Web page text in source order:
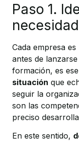
Paso 1.
Cada empresa
antes de
formación, es
situación que
seguir la
son las
preciso
En este sentido,